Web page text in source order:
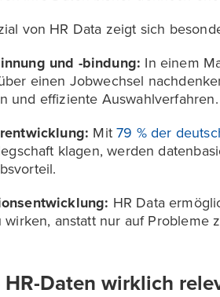
von HR Data zeigt sich
und -bindung: In einem
einen Jobwechsel
und effiziente Auswahlverfahren.
Mit79 % der
klagen, werden
HR Data
wirken, anstatt nur auf Probleme
HR-Daten wirklich